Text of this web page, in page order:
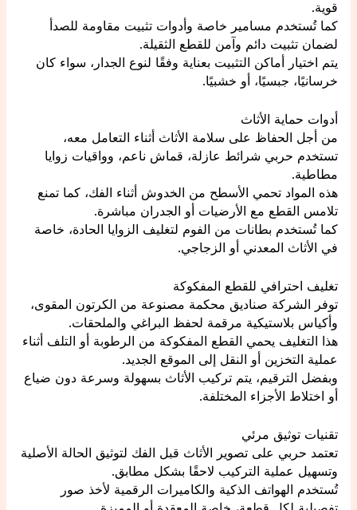
قوية.
كما تُستخدم مسامير خاصة وأدوات تثبيت مقاومة للصدأ
لضمان تثبيت دائم وآمن للقطع الثقيلة.
يتم اختيار أماكن التثبيت بعناية وفقًا لنوع الجدار، سواء كان
خرسانيًا، جبسيًا، أو خشبيًا.
أدوات حماية الأثاث
من أجل الحفاظ على سلامة الأثاث أثناء التعامل معه،
تستخدم حربي شرائط عازلة، قماش ناعم، وواقيات زوايا
مطاطية.
هذه المواد تحمي الأسطح من الخدوش أثناء الفك، كما تمنع
تلامس القطع مع الأرضيات أو الجدران مباشرة.
كما تُستخدم بطانات من الفوم لتغليف الزوايا الحادة، خاصة
في الأثاث المعدني أو الزجاجي.
تغليف احترافي للقطع المفكوكة
توفر الشركة صناديق محكمة مصنوعة من الكرتون المقوى،
وأكياس بلاستيكية مرقمة لحفظ البراغي والملحقات.
هذا التغليف يحمي القطع المفكوكة من الرطوبة أو التلف أثناء
عملية التخزين أو النقل إلى الموقع الجديد.
وبفضل الترقيم، يتم تركيب الأثاث بسهولة وسرعة دون ضياع
أو اختلاط الأجزاء المختلفة.
تقنيات توثيق مرئي
تعتمد حربي على تصوير الأثاث قبل الفك لتوثيق الحالة الأصلية
وتسهيل عملية التركيب لاحقًا بشكل مطابق.
تُستخدم الهواتف الذكية والكاميرات الرقمية لأخذ صور